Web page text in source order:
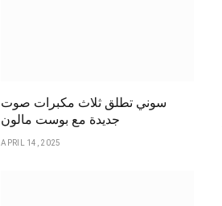
سوني تطلق ثلاث مكبرات صوت
جديدة مع بوست مالون
APRIL 14, 2025